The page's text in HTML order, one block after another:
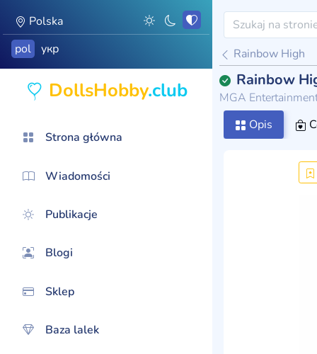
Polska
pol
укр
DollsHobby.club
Strona główna
Wiadomości
Publikacje
Blogi
Sklep
Baza lalek
Rainbow High
Rainbow
MGA
Opis